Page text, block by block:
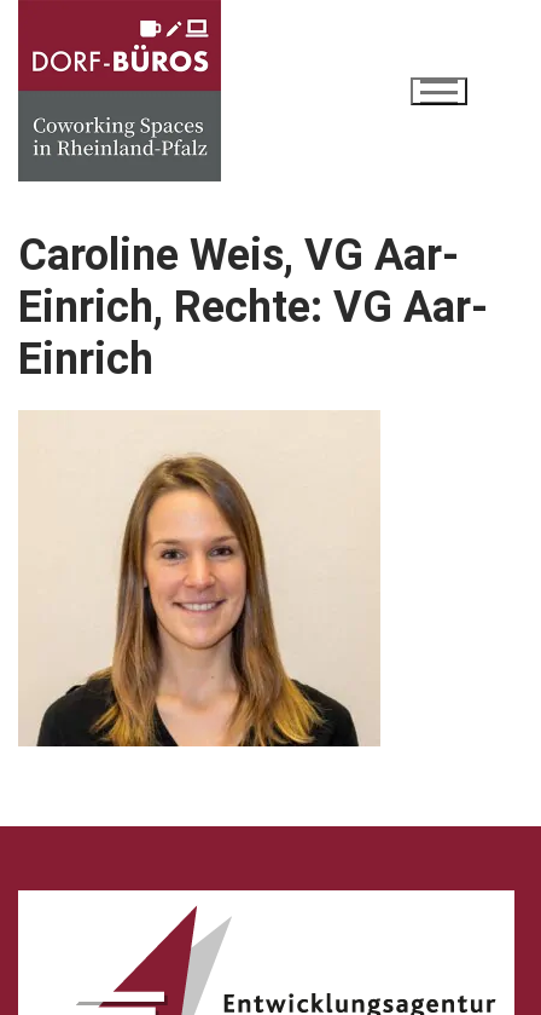
springen
Caroline Weis, VG Aar-
Einrich, Rechte: VG Aar-
Einrich